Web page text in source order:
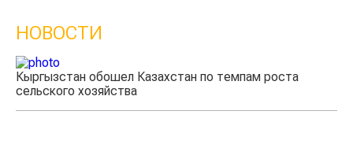
НОВОСТИ
Кыргызстан обошел Казахстан по темпам роста
сельского хозяйства